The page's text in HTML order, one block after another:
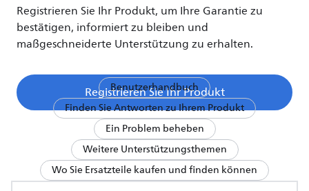
Registrieren Sie Ihr Produkt, um Ihre Garantie zu
bestätigen, informiert zu bleiben und
maßgeschneiderte Unterstützung zu erhalten.
Registrieren Sie Ihr Produkt
Benutzerhandbuch
Finden Sie Antworten zu Ihrem Produkt
Ein Problem beheben
Weitere Unterstützungsthemen
Wo Sie Ersatzteile kaufen und finden können